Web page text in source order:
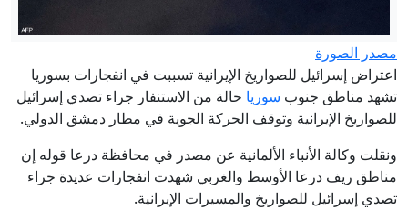
إيران.. واشنطن تبحث عن مخرج من
الحرب وبزشكيان ينفي وجود خلافات
داخلية
مصدر الصورة
اعتراض إسرائيل للصواريخ الإيرانية تسببت في انفجارات بسوريا
تشهد مناطق جنوب سوريا حالة من الاستنفار جراء تصدي إسرائيل
للصواريخ الإيرانية وتوقف الحركة الجوية في مطار دمشق الدولي.
ونقلت وكالة الأنباء الألمانية عن مصدر في محافظة درعا قوله إن
مناطق ريف درعا الأوسط والغربي شهدت انفجارات عديدة جراء
تصدي إسرائيل للصواريخ والمسيرات الإيرانية.